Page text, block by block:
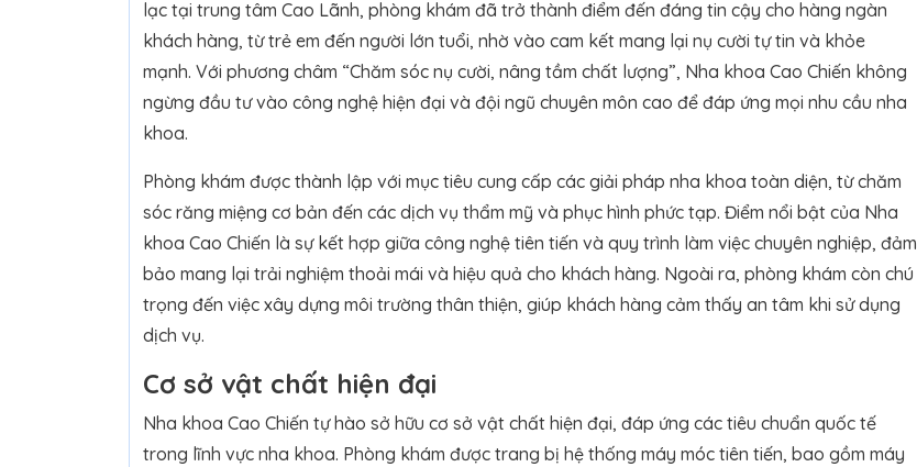
lạc tại trung tâm Cao Lãnh, phòng khám đã trở thành điểm đến đáng tin cậy cho hàng ngàn
khách hàng, từ trẻ em đến người lớn tuổi, nhờ vào cam kết mang lại nụ cười tự tin và khỏe
mạnh. Với phương châm “Chăm sóc nụ cười, nâng tầm chất lượng”, Nha khoa Cao Chiến không
ngừng đầu tư vào công nghệ hiện đại và đội ngũ chuyên môn cao để đáp ứng mọi nhu cầu nha
khoa.
Phòng khám được thành lập với mục tiêu cung cấp các giải pháp nha khoa toàn diện, từ chăm
sóc răng miệng cơ bản đến các dịch vụ thẩm mỹ và phục hình phức tạp. Điểm nổi bật của Nha
khoa Cao Chiến là sự kết hợp giữa công nghệ tiên tiến và quy trình làm việc chuyên nghiệp, đảm
bảo mang lại trải nghiệm thoải mái và hiệu quả cho khách hàng. Ngoài ra, phòng khám còn chú
trọng đến việc xây dựng môi trường thân thiện, giúp khách hàng cảm thấy an tâm khi sử dụng
dịch vụ.
Cơ sở vật chất hiện đại
Nha khoa Cao Chiến tự hào sở hữu cơ sở vật chất hiện đại, đáp ứng các tiêu chuẩn quốc tế
trong lĩnh vực nha khoa. Phòng khám được trang bị hệ thống máy móc tiên tiến, bao gồm máy